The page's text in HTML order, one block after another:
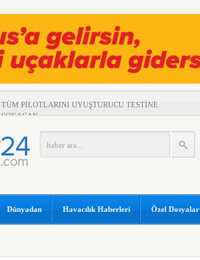
TÜM PİLOTLARINI UYUŞTURUCU TESTİNE
SOKACAK
MÜDAHALE
MURAT ŞEKER, 6 AYLIK SONUÇLARI
DEĞERLENDİRDİ
ÖZEL UÇUŞ DÜZENLİYOR
TEKSAS’TA ÖZEL UÇAK DÜŞTÜ
Dünyadan Havacılık Haberleri Özel Dosyalar